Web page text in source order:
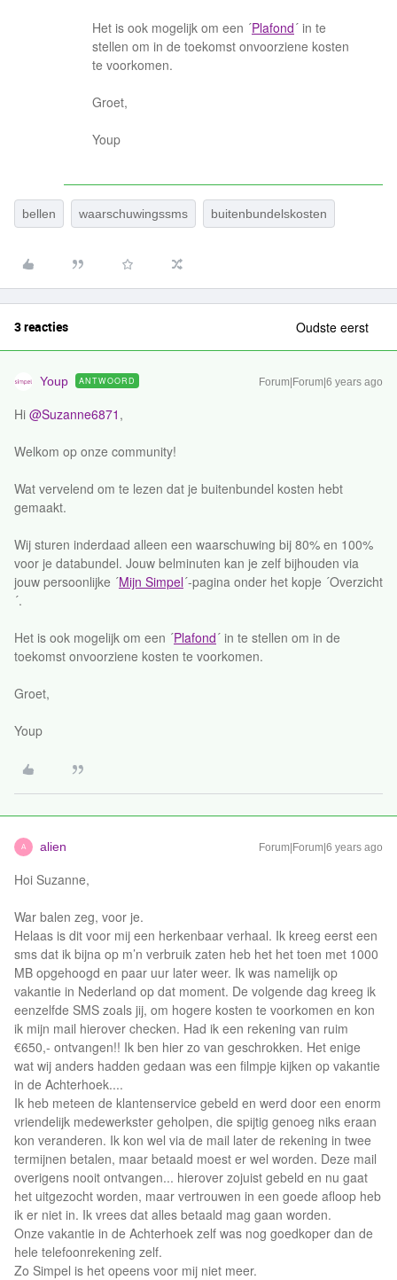
Het is ook mogelijk om een ´Plafond´ in te
stellen om in de toekomst onvoorziene kosten
te voorkomen.
Groet,
Youp
bellen waarschuwingssms buitenbundelskosten
3 reacties Oudste eerst
Youp ANTWOORD Forum|Forum|6 years ago
Hi @Suzanne6871 ,
Welkom op onze community!
Wat vervelend om te lezen dat je buitenbundel kosten hebt
gemaakt.
Wij sturen inderdaad alleen een waarschuwing bij 80% en 100%
voor je databundel. Jouw belminuten kan je zelf bijhouden via
jouw persoonlijke ´Mijn Simpel´-pagina onder het kopje ´Overzicht
´.
Het is ook mogelijk om een ´Plafond´ in te stellen om in de
toekomst onvoorziene kosten te voorkomen.
Groet,
Youp
A alien Forum|Forum|6 years ago
Hoi Suzanne,
War balen zeg, voor je.
Helaas is dit voor mij een herkenbaar verhaal. Ik kreeg eerst een
sms dat ik bijna op m’n verbruik zaten heb het het toen met 1000
MB opgehoogd en paar uur later weer. Ik was namelijk op
vakantie in Nederland op dat moment. De volgende dag kreeg ik
eenzelfde SMS zoals jij, om hogere kosten te voorkomen en kon
ik mijn mail hierover checken. Had ik een rekening van ruim
€650,- ontvangen!! Ik ben hier zo van geschrokken. Het enige
wat wij anders hadden gedaan was een filmpje kijken op vakantie
in de Achterhoek....
Ik heb meteen de klantenservice gebeld en werd door een enorm
vriendelijk medewerkster geholpen, die spijtig genoeg niks eraan
kon veranderen. Ik kon wel via de mail later de rekening in twee
termijnen betalen, maar betaald moest er wel worden. Deze mail
overigens nooit ontvangen... hierover zojuist gebeld en nu gaat
het uitgezocht worden, maar vertrouwen in een goede afloop heb
ik er niet in. Ik vrees dat alles betaald mag gaan worden.
Onze vakantie in de Achterhoek zelf was nog goedkoper dan de
hele telefoonrekening zelf.
Zo Simpel is het opeens voor mij niet meer.